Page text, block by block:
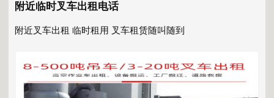
附近临时叉车出租电话
附近叉车出租 临时租用 叉车租赁随叫随到